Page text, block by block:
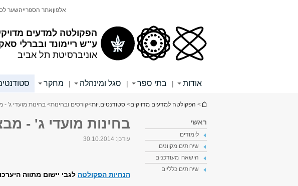
הפקולטה למדעים
ע"ש ריימונד ובברלי
אוניברסיטת תל אביב
אלפוןאתר הספרייהשער
אודות | בתי ספר | סגל ומינהלה | מחקר
הינך נמצא כאן
> הפקולטה למדעים מדויקים> סטודנטים.יות>קורסים ובחינות> בחינות מועדי ג' -
ראשי
לימודים
שירותים מקוונים
הישארו מעודכנים
שירותים כלליים
בחינות מועדי ג' -
עודכן: 30.10.2014
הנחיות הפקולטה לגבי יישום מתווה